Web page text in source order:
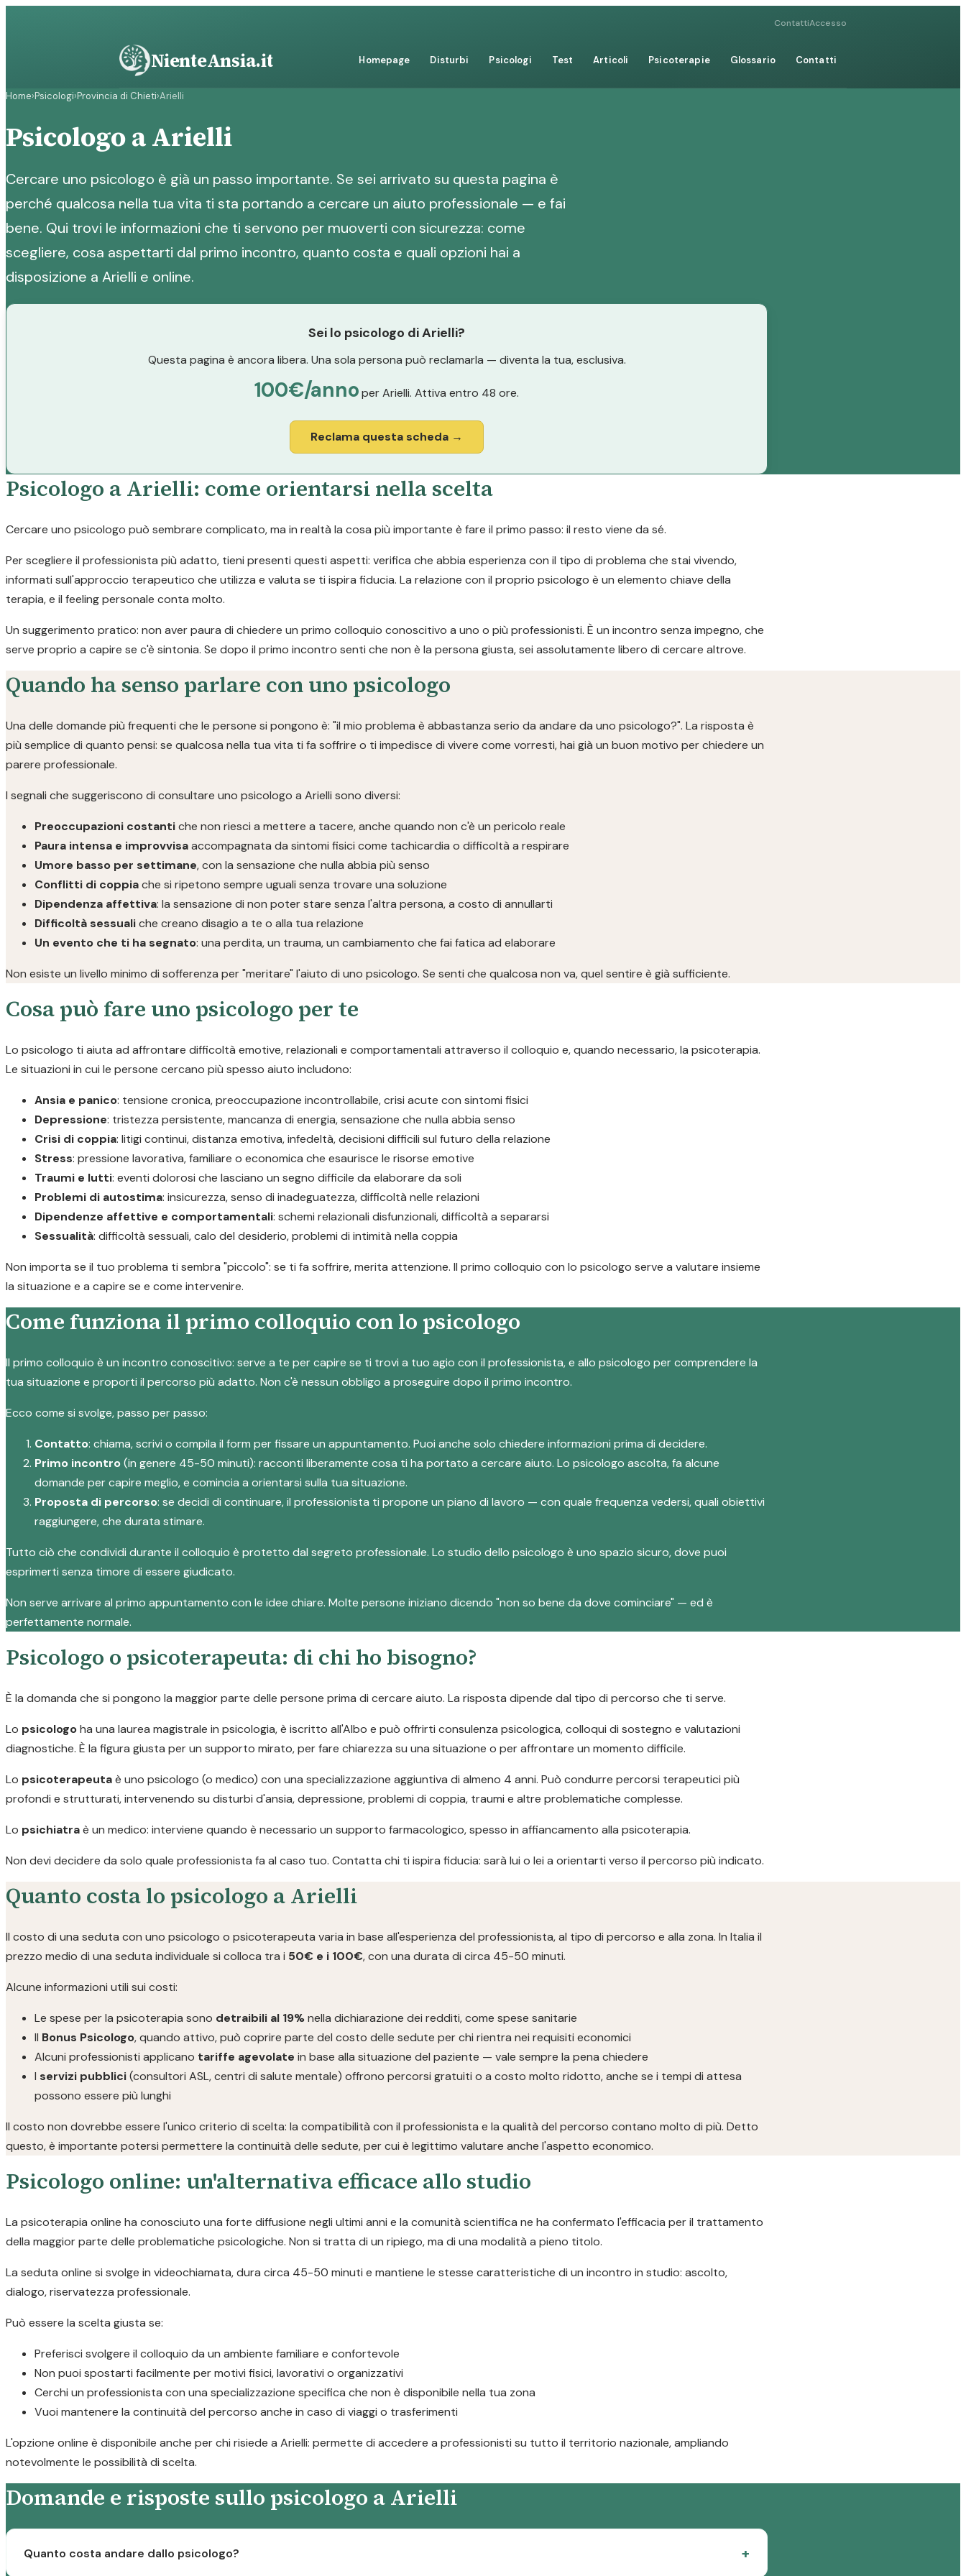
ContattiAccesso
NienteAnsia.it Homepage Disturbi Psicologi Test Articoli Psicoterapie Glossario Contatti
Home›Psicologi›Provincia di Chieti›Arielli
Psicologo a Arielli
Cercare uno psicologo è già un passo importante. Se sei arrivato su questa pagina è
perché qualcosa nella tua vita ti sta portando a cercare un aiuto professionale — e fai
bene. Qui trovi le informazioni che ti servono per muoverti con sicurezza: come
scegliere, cosa aspettarti dal primo incontro, quanto costa e quali opzioni hai a
disposizione a Arielli e online.
Sei lo psicologo di Arielli?
Questa pagina è ancora libera. Una sola persona può reclamarla — diventa la tua, esclusiva.
100€/annoper Arielli. Attiva entro 48 ore.
Reclama questa scheda →
Psicologo a Arielli: come orientarsi nella scelta
Cercare uno psicologo può sembrare complicato, ma in realtà la cosa più importante è fare il primo passo: il resto viene da sé.
Per scegliere il professionista più adatto, tieni presenti questi aspetti: verifica che abbia esperienza con il tipo di problema che stai vivendo,
informati sull'approccio terapeutico che utilizza e valuta se ti ispira fiducia. La relazione con il proprio psicologo è un elemento chiave della
terapia, e il feeling personale conta molto.
Un suggerimento pratico: non aver paura di chiedere un primo colloquio conoscitivo a uno o più professionisti. È un incontro senza impegno, che
serve proprio a capire se c'è sintonia. Se dopo il primo incontro senti che non è la persona giusta, sei assolutamente libero di cercare altrove.
Quando ha senso parlare con uno psicologo
Una delle domande più frequenti che le persone si pongono è: "il mio problema è abbastanza serio da andare da uno psicologo?". La risposta è
più semplice di quanto pensi: se qualcosa nella tua vita ti fa soffrire o ti impedisce di vivere come vorresti, hai già un buon motivo per chiedere un
parere professionale.
I segnali che suggeriscono di consultare uno psicologo a Arielli sono diversi:
Preoccupazioni costantiche non riesci a mettere a tacere, anche quando non c'è un pericolo reale
Paura intensa e improvvisaaccompagnata da sintomi fisici come tachicardia o difficoltà a respirare
Umore basso per settimane, con la sensazione che nulla abbia più senso
Conflitti di coppiache si ripetono sempre uguali senza trovare una soluzione
Dipendenza affettiva: la sensazione di non poter stare senza l'altra persona, a costo di annullarti
Difficoltà sessualiche creano disagio a te o alla tua relazione
Un evento che ti ha segnato: una perdita, un trauma, un cambiamento che fai fatica ad elaborare
Non esiste un livello minimo di sofferenza per "meritare" l'aiuto di uno psicologo. Se senti che qualcosa non va, quel sentire è già sufficiente.
Cosa può fare uno psicologo per te
Lo psicologo ti aiuta ad affrontare difficoltà emotive, relazionali e comportamentali attraverso il colloquio e, quando necessario, la psicoterapia.
Le situazioni in cui le persone cercano più spesso aiuto includono:
Ansia e panico: tensione cronica, preoccupazione incontrollabile, crisi acute con sintomi fisici
Depressione: tristezza persistente, mancanza di energia, sensazione che nulla abbia senso
Crisi di coppia: litigi continui, distanza emotiva, infedeltà, decisioni difficili sul futuro della relazione
Stress: pressione lavorativa, familiare o economica che esaurisce le risorse emotive
Traumi e lutti: eventi dolorosi che lasciano un segno difficile da elaborare da soli
Problemi di autostima: insicurezza, senso di inadeguatezza, difficoltà nelle relazioni
Dipendenze affettive e comportamentali: schemi relazionali disfunzionali, difficoltà a separarsi
Sessualità: difficoltà sessuali, calo del desiderio, problemi di intimità nella coppia
Non importa se il tuo problema ti sembra "piccolo": se ti fa soffrire, merita attenzione. Il primo colloquio con lo psicologo serve a valutare insieme
la situazione e a capire se e come intervenire.
Come funziona il primo colloquio con lo psicologo
Il primo colloquio è un incontro conoscitivo: serve a te per capire se ti trovi a tuo agio con il professionista, e allo psicologo per comprendere la
tua situazione e proporti il percorso più adatto. Non c'è nessun obbligo a proseguire dopo il primo incontro.
Ecco come si svolge, passo per passo:
Contatto: chiama, scrivi o compila il form per fissare un appuntamento. Puoi anche solo chiedere informazioni prima di decidere.
Primo incontro(in genere 45-50 minuti): racconti liberamente cosa ti ha portato a cercare aiuto. Lo psicologo ascolta, fa alcune
domande per capire meglio, e comincia a orientarsi sulla tua situazione.
Proposta di percorso: se decidi di continuare, il professionista ti propone un piano di lavoro — con quale frequenza vedersi, quali obiettivi
raggiungere, che durata stimare.
Tutto ciò che condividi durante il colloquio è protetto dal segreto professionale. Lo studio dello psicologo è uno spazio sicuro, dove puoi
esprimerti senza timore di essere giudicato.
Non serve arrivare al primo appuntamento con le idee chiare. Molte persone iniziano dicendo "non so bene da dove cominciare" — ed è
perfettamente normale.
Psicologo o psicoterapeuta: di chi ho bisogno?
È la domanda che si pongono la maggior parte delle persone prima di cercare aiuto. La risposta dipende dal tipo di percorso che ti serve.
Lo psicologoha una laurea magistrale in psicologia, è iscritto all'Albo e può offrirti consulenza psicologica, colloqui di sostegno e valutazioni
diagnostiche. È la figura giusta per un supporto mirato, per fare chiarezza su una situazione o per affrontare un momento difficile.
Lo psicoterapeutaè uno psicologo (o medico) con una specializzazione aggiuntiva di almeno 4 anni. Può condurre percorsi terapeutici più
profondi e strutturati, intervenendo su disturbi d'ansia, depressione, problemi di coppia, traumi e altre problematiche complesse.
Lo psichiatraè un medico: interviene quando è necessario un supporto farmacologico, spesso in affiancamento alla psicoterapia.
Non devi decidere da solo quale professionista fa al caso tuo. Contatta chi ti ispira fiducia: sarà lui o lei a orientarti verso il percorso più indicato.
Quanto costa lo psicologo a Arielli
Il costo di una seduta con uno psicologo o psicoterapeuta varia in base all'esperienza del professionista, al tipo di percorso e alla zona. In Italia il
prezzo medio di una seduta individuale si colloca tra i 50€ e i 100€, con una durata di circa 45-50 minuti.
Alcune informazioni utili sui costi:
Le spese per la psicoterapia sono detraibili al 19%nella dichiarazione dei redditi, come spese sanitarie
Il Bonus Psicologo, quando attivo, può coprire parte del costo delle sedute per chi rientra nei requisiti economici
Alcuni professionisti applicano tariffe agevolate in base alla situazione del paziente — vale sempre la pena chiedere
I servizi pubblici(consultori ASL, centri di salute mentale) offrono percorsi gratuiti o a costo molto ridotto, anche se i tempi di attesa
possono essere più lunghi
Il costo non dovrebbe essere l'unico criterio di scelta: la compatibilità con il professionista e la qualità del percorso contano molto di più. Detto
questo, è importante potersi permettere la continuità delle sedute, per cui è legittimo valutare anche l'aspetto economico.
Psicologo online: un'alternativa efficace allo studio
La psicoterapia online ha conosciuto una forte diffusione negli ultimi anni e la comunità scientifica ne ha confermato l'efficacia per il trattamento
della maggior parte delle problematiche psicologiche. Non si tratta di un ripiego, ma di una modalità a pieno titolo.
La seduta online si svolge in videochiamata, dura circa 45-50 minuti e mantiene le stesse caratteristiche di un incontro in studio: ascolto,
dialogo, riservatezza professionale.
Può essere la scelta giusta se:
Preferisci svolgere il colloquio da un ambiente familiare e confortevole
Non puoi spostarti facilmente per motivi fisici, lavorativi o organizzativi
Cerchi un professionista con una specializzazione specifica che non è disponibile nella tua zona
Vuoi mantenere la continuità del percorso anche in caso di viaggi o trasferimenti
L'opzione online è disponibile anche per chi risiede a Arielli: permette di accedere a professionisti su tutto il territorio nazionale, ampliando
notevolmente le possibilità di scelta.
Domande e risposte sullo psicologo a Arielli
Quanto costa andare dallo psicologo?